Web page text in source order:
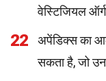
वेस्टिजियल
22
अपेंडिक्स का
सकता है, जो